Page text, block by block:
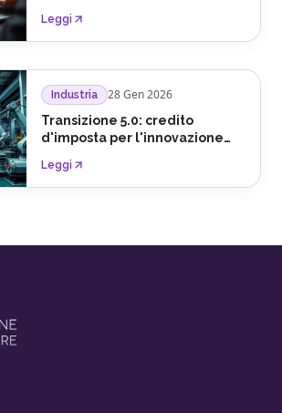
Leggi
Industria 28 Gen 2026
Transizione 5.0: credito
d'imposta per l'innovazione
Leggi